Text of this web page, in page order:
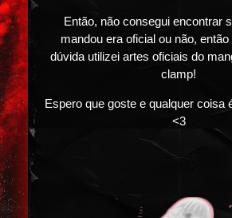
Então, não consegui encontrar
mandou era oficial ou não,
dúvida utilizei artes oficiais do
clamp!
Espero que goste e qualquer coisa
<3